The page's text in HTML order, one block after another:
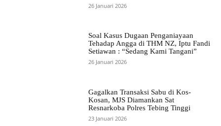
26 Januari 2026
Soal Kasus Dugaan Penganiayaan
Tehadap Angga di THM NZ, Iptu Fandi
Setiawan : “Sedang Kami Tangani”
26 Januari 2026
Gagalkan Transaksi Sabu di Kos-
Kosan, MJS Diamankan Sat
Resnarkoba Polres Tebing Tinggi
23 Januari 2026